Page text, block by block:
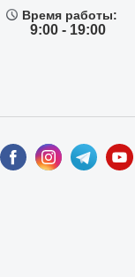
Время работы:
9:00 - 19:00